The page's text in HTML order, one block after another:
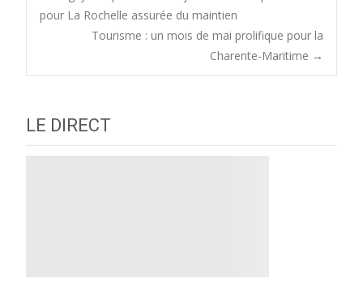
navigation
pour La Rochelle assurée du maintien
Tourisme : un mois de mai prolifique pour la
Charente-Maritime →
LE DIRECT